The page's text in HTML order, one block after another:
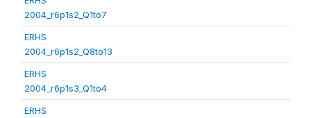
2004_r6p1s2_Q1to7
ERHS
2004_r6p1s2_Q8to13
ERHS
2004_r6p1s3_Q1to4
ERHS